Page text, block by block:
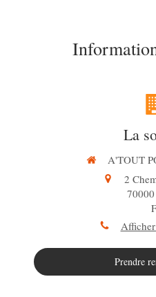
La
A'TOUT
2
70000
Prendre